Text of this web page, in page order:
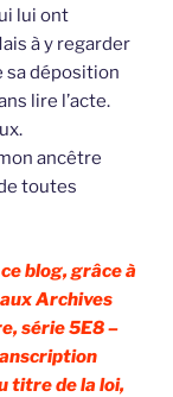
lui ont
à y regarder
sa déposition
lire l’acte.
ancêtre
toutes
blog, grâce à
Archives
série 5E8 –
titre de la loi,